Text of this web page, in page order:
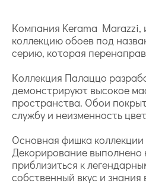
Компания Kerama Marazzi,
коллекцию обоев под
серию, которая
Коллекция Палаццо
демонстрируют высокое
пространства. Обои
службу и неизменность
Основная фишка
Декорирование выполнено
приблизиться к
собственный вкус и знания